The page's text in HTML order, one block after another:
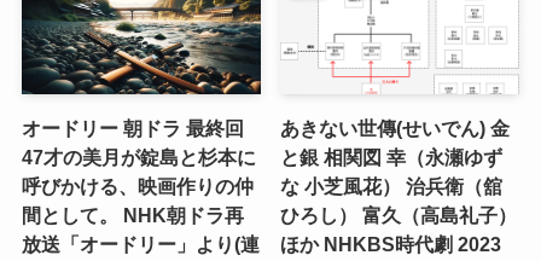
オードリー 朝ドラ 最終回
47才の美月が錠島と杉本に
呼びかける、映画作りの仲
間として。 NHK朝ドラ再
放送「オードリー」より(連
あきない世傳(せいでん) 金
と銀 相関図 幸（永瀬ゆず
な 小芝風花） 治兵衛（舘
ひろし） 富久（高島礼子）
ほか NHKBS時代劇 2023